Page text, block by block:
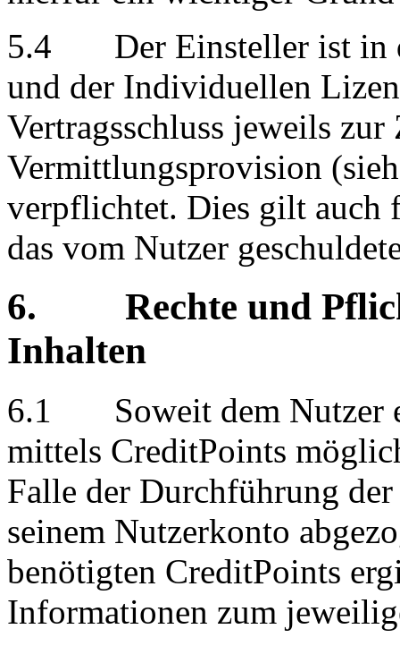
5.4 Der Einsteller ist in
und der Individuellen
Vertragsschluss jeweils zur
Vermittlungsprovision
verpflichtet. Dies gilt auch
das vom Nutzer
6. Rechte und
Inhalten
6.1 Soweit dem Nutzer
mittels CreditPoints
Falle der Durchführung
seinem Nutzerkonto
benötigten CreditPoints
Informationen zum